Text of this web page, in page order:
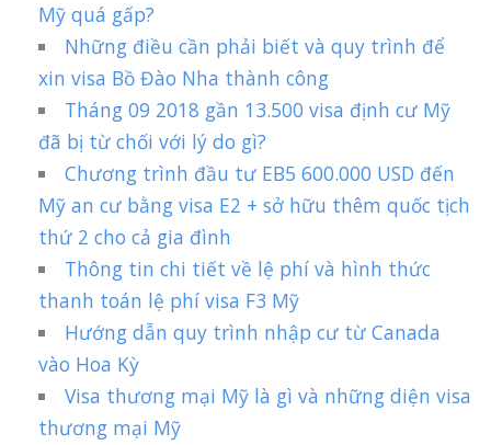
Mỹ quá gấp?
Những điều cần phải biết và quy trình để
xin visa Bồ Đào Nha thành công
Tháng 09 2018 gần 13.500 visa định cư Mỹ
đã bị từ chối với lý do gì?
Chương trình đầu tư EB5 600.000 USD đến
Mỹ an cư bằng visa E2 + sở hữu thêm quốc tịch
thứ 2 cho cả gia đình
Thông tin chi tiết về lệ phí và hình thức
thanh toán lệ phí visa F3 Mỹ
Hướng dẫn quy trình nhập cư từ Canada
vào Hoa Kỳ
Visa thương mại Mỹ là gì và những diện visa
thương mại Mỹ